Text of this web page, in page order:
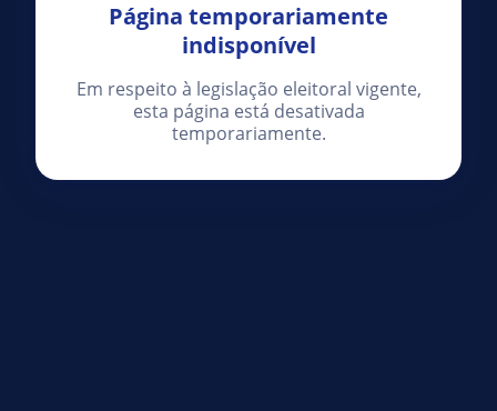
Página temporariamente
indisponível
Em respeito à legislação eleitoral vigente,
esta página está desativada
temporariamente.